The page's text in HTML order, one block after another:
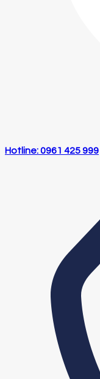
Hotline: 0961 425 999